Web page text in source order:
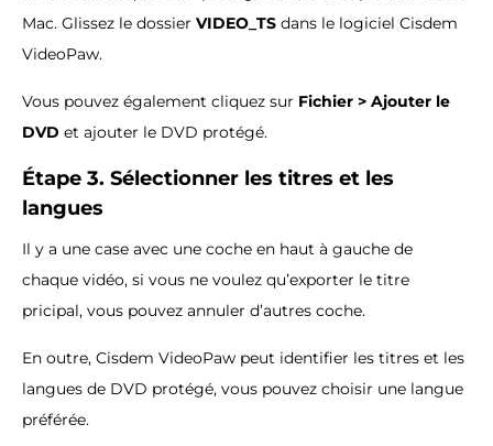
Mac. Glissez le dossier VIDEO_TS dans le logiciel Cisdem
VideoPaw.
Vous pouvez également cliquez sur Fichier > Ajouter le
DVD et ajouter le DVD protégé.
Étape 3. Sélectionner les titres et les
langues
Il y a une case avec une coche en haut à gauche de
chaque vidéo, si vous ne voulez qu’exporter le titre
pricipal, vous pouvez annuler d’autres coche.
En outre, Cisdem VideoPaw peut identifier les titres et les
langues de DVD protégé, vous pouvez choisir une langue
préférée.